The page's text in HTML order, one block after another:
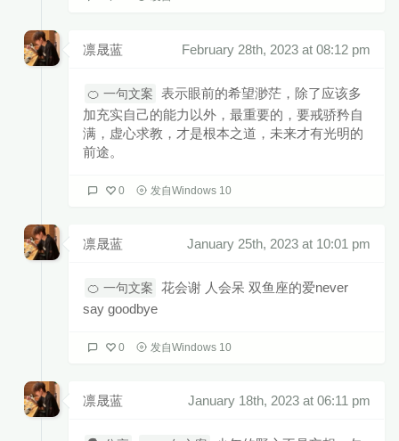
凛晟蓝 February 28th, 2023 at 08:12 pm
🍊 一句文案
表示眼前的希望渺茫，除了应该多
加充实自己的能力以外，最重要的，要戒骄矜自
满，虚心求教，才是根本之道，未来才有光明的
前途。
0 发自Windows 10
凛晟蓝 January 25th, 2023 at 10:01 pm
🍊 一句文案
花会谢 人会呆 双鱼座的爱never
say goodbye
0 发自Windows 10
凛晟蓝 January 18th, 2023 at 06:11 pm